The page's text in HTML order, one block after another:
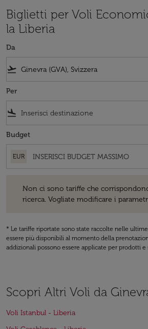
Biglietti per Voli
la Liberia
Da
flight_takeoff
Per
flight_land
Budget
EUR
Non ci sono tariffe che
ricerca. Vogliate modificare i
* Le tariffe riportate sono state raccolte nelle
essere più disponibili al momento della
addizionali possono essere applicate per prodotti e
Scopri Altri Voli da
Voli Istanbul - Liberia